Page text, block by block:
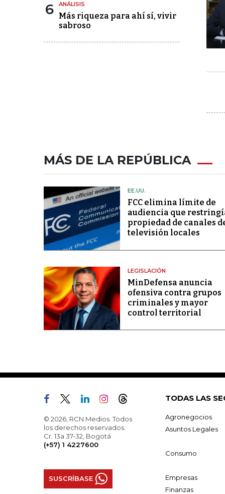
6 ANÁLISIS
Más riqueza para ahí sí, vivir
sabroso
MÁS DE LA REPÚBLICA
EE.UU.
FCC elimina límite de
audiencia que
propiedad de canales
televisión locales
LEGISLACIÓN
MinDefensa anuncia
ofensiva contra grupos
criminales y mayor
control territorial
© 2026, RCN Medios. Todos
los derechos reservados.
Cr. 13a 37-32, Bogotá
(+57) 1 4227600
SUSCRÍBASE
TODAS LAS
Agronegocios
Asuntos Legales
Consumo
Empresas
Finanzas